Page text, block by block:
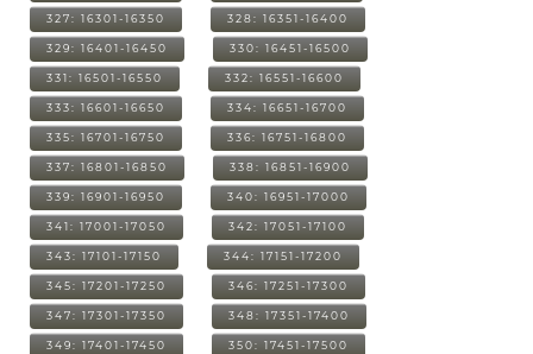
327: 16301-16350 328: 16351-16400
329: 16401-16450 330: 16451-16500
331: 16501-16550 332: 16551-16600
333: 16601-16650 334: 16651-16700
335: 16701-16750 336: 16751-16800
337: 16801-16850 338: 16851-16900
339: 16901-16950 340: 16951-17000
341: 17001-17050 342: 17051-17100
343: 17101-17150 344: 17151-17200
345: 17201-17250 346: 17251-17300
347: 17301-17350 348: 17351-17400
349: 17401-17450 350: 17451-17500